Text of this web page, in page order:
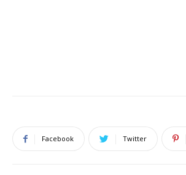
Facebook Twitter